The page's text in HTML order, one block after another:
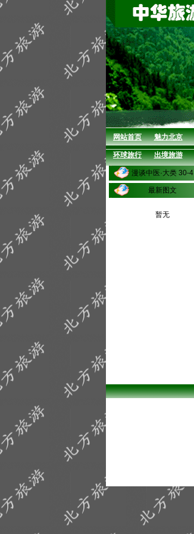
网站首页 魅力北京
环球旅行 出境旅游
漫谈中医·大类 30-4
最新图文
暂无